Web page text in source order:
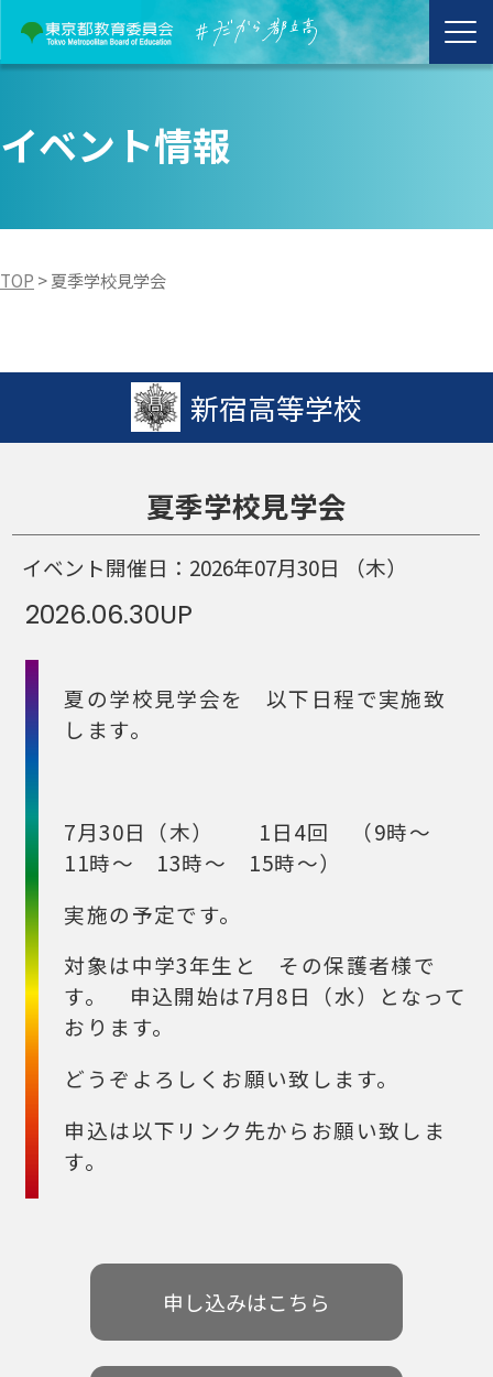
イベント情報
TOP >夏季学校見学会
新宿高等学校
夏季学校見学会
イベント開催日： 2026年07月30日 （木）
2026.06.30UP
夏の学校見学会を 以下日程で実施致
します。
7月30日（木） 1日4回 （9時～
11時～ 13時～ 15時～）
実施の予定です。
対象は中学3年生と その保護者様で
す。 申込開始は7月8日（水）となって
おります。
どうぞよろしくお願い致します。
申込は以下リンク先からお願い致しま
す。
申し込みはこちら